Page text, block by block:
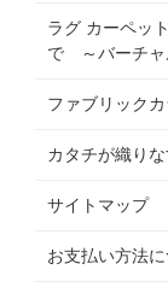
ラグ カーペッ
で ～バーチャ
ファブリック
カタチが織り
サイトマップ
お支払い方法